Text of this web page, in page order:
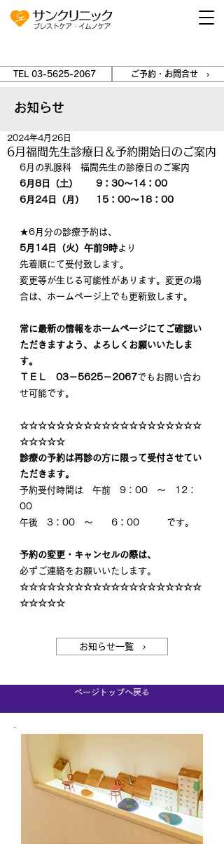
TEL 03-5625-2067 ご予約・お問合せ ›
お知らせ
6月福間先生診療日＆予約開始日のご案内
2024年4月26日
6月の乳腺科　福間先生の診療日のご案内
6月8日（土）　　9：30～14：00
6月24日（月） 　15：00～18：00
★6月分の診療予約は、
5月14日（火）午前9時より
先着順にて受付致します。
変更等が生じる可能性があります。変更の場
合は、ホームページ上でも更新致します。
常に最新の情報をホームページにてご確認い
ただきますよう、よろしくお願いいたしま
す。
ＴＥＬ　03－5625－2067でもお問い合わ
せ可能です。
☆☆☆☆☆☆☆☆☆☆☆☆☆☆☆☆☆☆☆☆
☆☆☆☆☆
診療の予約は再診の方に限って受付させてい
ただきます。
予約受付時間は　午前　9：00　～　12：
00
午後　3：00　～　　6：00　　　です。
予約の変更・キャンセルの際は、
必ずご連絡をお願いいたします。
☆☆☆☆☆☆☆☆☆☆☆☆☆☆☆☆☆☆☆☆
☆☆☆☆☆
お知らせ一覧 ›
ページトップへ戻る